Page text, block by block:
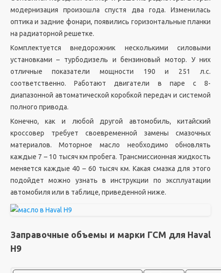
модернизация произошла спустя два года. Изменилась
оптика и задние фонари, появились горизонтальные планки
на радиаторной решетке.
Комплектуется внедорожник несколькими силовыми
установками – турбодизель и бензиновый мотор. У них
отличные показатели мощности 190 и 251 л.с.
соответственно. Работают двигатели в паре с 8-
диапазонной автоматической коробкой передач и системой
полного привода.
Конечно, как и любой другой автомобиль, китайский
кроссовер требует своевременной замены смазочных
материалов. Моторное масло необходимо обновлять
каждые 7 – 10 тысяч км пробега. Трансмиссионная жидкость
меняется каждые 40 – 60 тысяч км. Какая смазка для этого
подойдет можно узнать в инструкции по эксплуатации
автомобиля или в таблице, приведенной ниже.
Заправочные объемы и марки ГСМ для Haval
H9